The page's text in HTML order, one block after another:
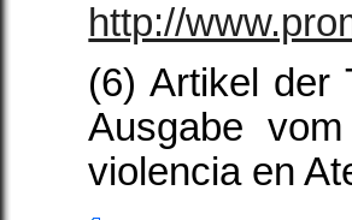
http://
(6) Artikel der
Ausgabe
violencia en